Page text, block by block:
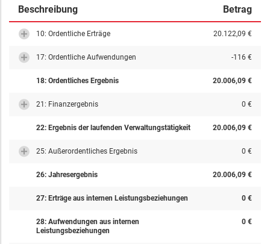
Beschreibung Betrag
10: Ordentliche Erträge 20.122,09 €
17: Ordentliche Aufwendungen -116 €
18: Ordentliches Ergebnis 20.006,09 €
21: Finanzergebnis 0 €
22: Ergebnis der laufenden Verwaltungstätigkeit 20.006,09 €
25: Außerordentliches Ergebnis 0 €
26: Jahresergebnis 20.006,09 €
27: Erträge aus internen Leistungsbeziehungen 0 €
28: Aufwendungen aus internen
Leistungsbeziehungen
0 €